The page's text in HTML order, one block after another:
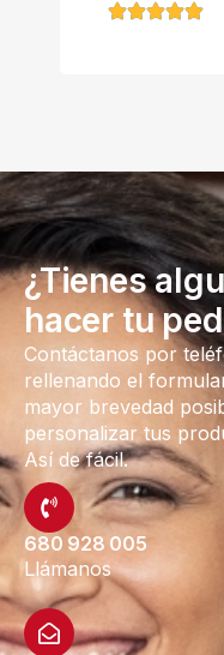
¿Tienes
hacer tu
Contáctanos por
rellenando el
mayor brevedad
personalizar tus
Así de fácil.
680 928 005
Llámanos